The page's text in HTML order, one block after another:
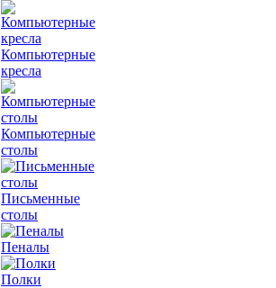
Компьютерные
кресла
Компьютерные
столы
Письменные
столы
Пеналы
Полки